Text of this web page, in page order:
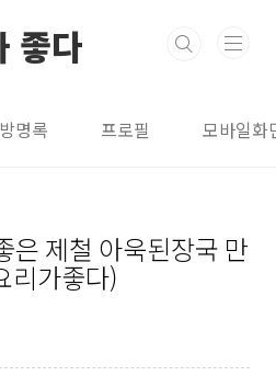
좋다
방명록 프로필 모바일화
은 제철 아욱된장국 만
리가좋다)